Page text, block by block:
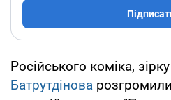
Російського коміка,
Батрутдінова